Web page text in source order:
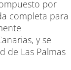
por
completa para
y se
de Las Palmas